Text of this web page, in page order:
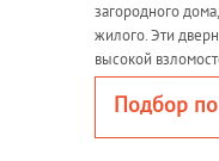
загородного
жилого. Эти
высокой
Подбор